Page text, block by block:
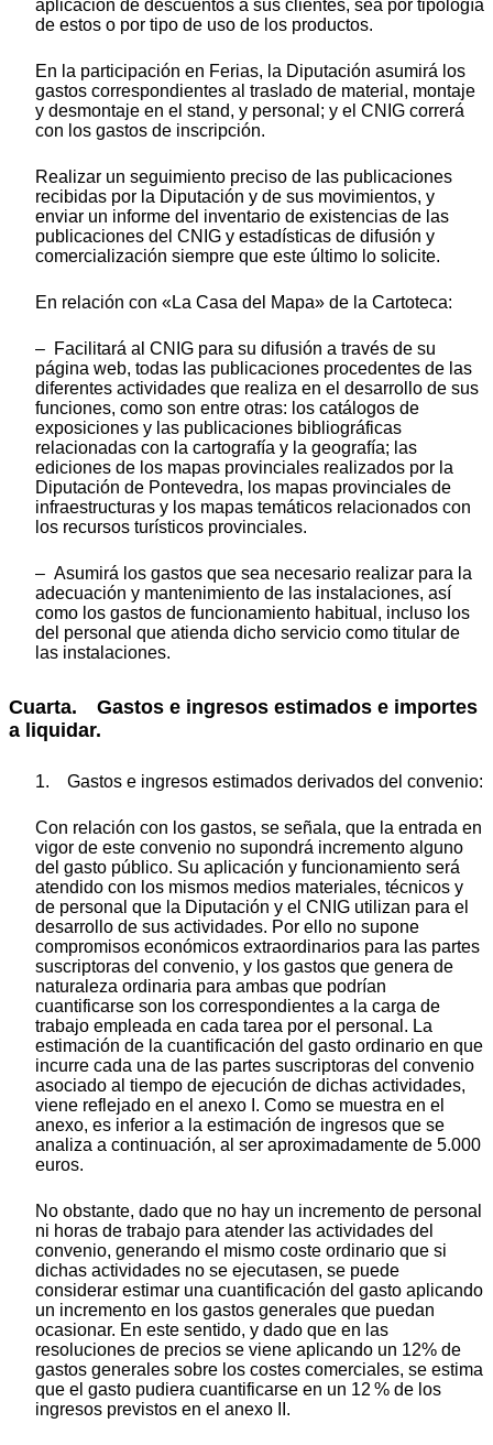
aplicación de descuentos a sus clientes, sea por tipología
de estos o por tipo de uso de los productos.
En la participación en Ferias, la Diputación asumirá los
gastos correspondientes al traslado de material, montaje
y desmontaje en el stand, y personal; y el CNIG correrá
con los gastos de inscripción.
Realizar un seguimiento preciso de las publicaciones
recibidas por la Diputación y de sus movimientos, y
enviar un informe del inventario de existencias de las
publicaciones del CNIG y estadísticas de difusión y
comercialización siempre que este último lo solicite.
En relación con «La Casa del Mapa» de la Cartoteca:
– Facilitará al CNIG para su difusión a través de su
página web, todas las publicaciones procedentes de las
diferentes actividades que realiza en el desarrollo de sus
funciones, como son entre otras: los catálogos de
exposiciones y las publicaciones bibliográficas
relacionadas con la cartografía y la geografía; las
ediciones de los mapas provinciales realizados por la
Diputación de Pontevedra, los mapas provinciales de
infraestructuras y los mapas temáticos relacionados con
los recursos turísticos provinciales.
– Asumirá los gastos que sea necesario realizar para la
adecuación y mantenimiento de las instalaciones, así
como los gastos de funcionamiento habitual, incluso los
del personal que atienda dicho servicio como titular de
las instalaciones.
Cuarta. Gastos e ingresos estimados e importes
a liquidar.
1. Gastos e ingresos estimados derivados del convenio:
Con relación con los gastos, se señala, que la entrada en
vigor de este convenio no supondrá incremento alguno
del gasto público. Su aplicación y funcionamiento será
atendido con los mismos medios materiales, técnicos y
de personal que la Diputación y el CNIG utilizan para el
desarrollo de sus actividades. Por ello no supone
compromisos económicos extraordinarios para las partes
suscriptoras del convenio, y los gastos que genera de
naturaleza ordinaria para ambas que podrían
cuantificarse son los correspondientes a la carga de
trabajo empleada en cada tarea por el personal. La
estimación de la cuantificación del gasto ordinario en que
incurre cada una de las partes suscriptoras del convenio
asociado al tiempo de ejecución de dichas actividades,
viene reflejado en el anexo I. Como se muestra en el
anexo, es inferior a la estimación de ingresos que se
analiza a continuación, al ser aproximadamente de 5.000
euros.
No obstante, dado que no hay un incremento de personal
ni horas de trabajo para atender las actividades del
convenio, generando el mismo coste ordinario que si
dichas actividades no se ejecutasen, se puede
considerar estimar una cuantificación del gasto aplicando
un incremento en los gastos generales que puedan
ocasionar. En este sentido, y dado que en las
resoluciones de precios se viene aplicando un 12% de
gastos generales sobre los costes comerciales, se estima
que el gasto pudiera cuantificarse en un 12 % de los
ingresos previstos en el anexo II.